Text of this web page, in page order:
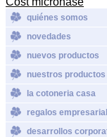
quiénes somos
novedades
nuevos productos
nuestros productos
la cotoneria casa
regalos
desarrollos